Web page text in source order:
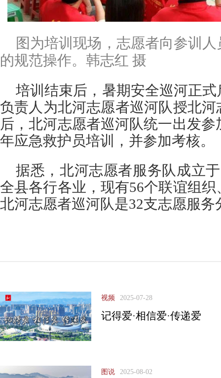
图为培训现场，志愿者向参训
的规范操作。韩志红 摄
培训结束后，暑期安全巡河正
负责人为北河志愿者巡河队授北
后，北河志愿者巡河队统一出发
年应急救护员培训，并参加考核。
据悉，北河志愿者服务队成立
全县各行各业，现有56个联谊组
北河志愿者巡河队是32支志愿服务
视频 2025-07-28
记得爱·相信爱·传递爱
图说 2025-08-02